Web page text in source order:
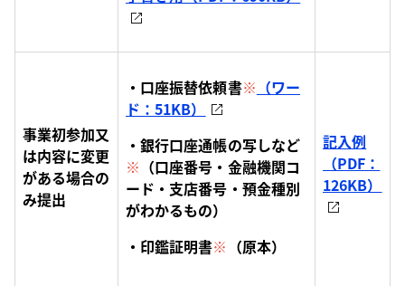
事業初参加又
は内容に変更
がある場合の
み提出
・口座振替依頼書※ （ワー
ド：51KB）
・銀行口座通帳の写しなど
※ （口座番号・金融機関コ
ード・支店番号・預金種別
がわかるもの）
・印鑑証明書※ （原本）
記入例
（PDF：
126KB）